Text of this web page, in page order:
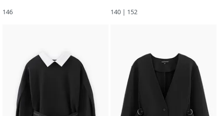
146 140 | 152